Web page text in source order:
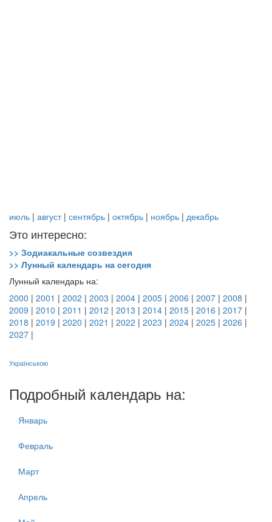
июль | август| сентябрь | октябрь | ноябрь | декабрь
Это интересно:
>> Зодиакальные созвездия
>> Лунный календарь на сегодня
Лунный календарь на:
2000 | 2001 | 2002 | 2003 | 2004 | 2005 | 2006 | 2007 | 2008 |
2009 | 2010 | 2011 | 2012 | 2013 | 2014 | 2015 | 2016 | 2017 |
2018 | 2019 | 2020 | 2021 | 2022 | 2023 | 2024 | 2025 | 2026 |
2027 |
Українською
Подробный календарь на:
Январь
Февраль
Март
Апрель